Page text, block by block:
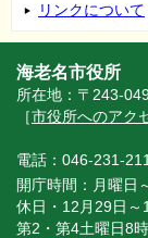
リンクについて
海老名市役所
所在地：〒243-
［市役所へのアク
電話：046-231-
開庁時間：月曜日
休日・12月29日～
第2・第4土曜日8